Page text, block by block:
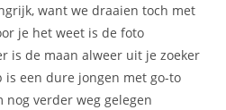
want we draaien toch met
je het weet is de foto
is de maan alweer uit je zoeker
is een dure jongen met go-to
nog verder weg gelegen